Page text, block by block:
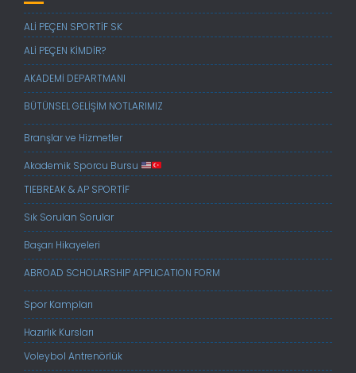
ALİ PEÇEN SPORTİF SK
ALİ PEÇEN KİMDİR?
AKADEMİ DEPARTMANI
BÜTÜNSEL GELİŞİM NOTLARIMIZ
Branşlar ve Hizmetler
Akademik Sporcu Bursu
TIEBREAK & AP SPORTİF
Sık Sorulan Sorular
Başarı Hikayeleri
ABROAD SCHOLARSHIP APPLICATION FORM
Spor Kampları
Hazırlık Kursları
Voleybol Antrenörlük